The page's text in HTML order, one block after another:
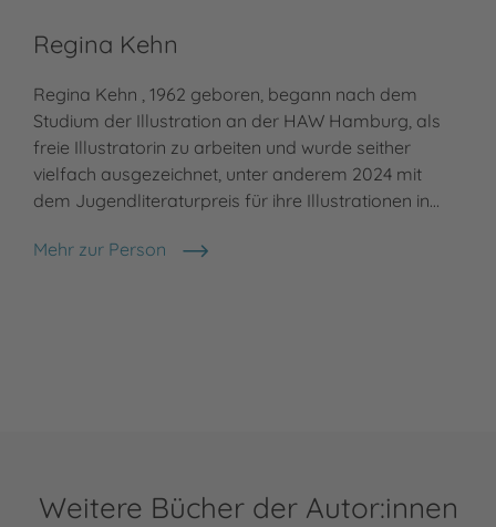
Regina Kehn
Regina Kehn , 1962 geboren, begann nach dem
Studium der Illustration an der HAW Hamburg, als
freie Illustratorin zu arbeiten und wurde seither
vielfach ausgezeichnet, unter anderem 2024 mit
dem Jugendliteraturpreis für ihre Illustrationen in…
Mehr zur Person
Regina Kehn
Weitere Bücher der Autor:innen